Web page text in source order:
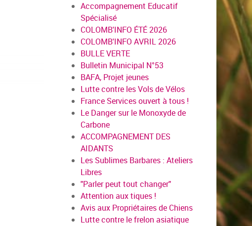
Accompagnement Educatif
Spécialisé
COLOMB'INFO ÉTÉ 2026
COLOMB'INFO AVRIL 2026
BULLE VERTE
Bulletin Municipal N°53
BAFA, Projet jeunes
Lutte contre les Vols de Vélos
France Services ouvert à tous !
Le Danger sur le Monoxyde de
Carbone
ACCOMPAGNEMENT DES
AIDANTS
Les Sublimes Barbares : Ateliers
Libres
"Parler peut tout changer"
Attention aux tiques !
Avis aux Propriétaires de Chiens
Lutte contre le frelon asiatique